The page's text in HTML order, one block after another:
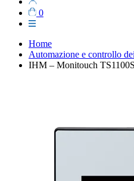
0
Home
Automazione e controllo
IHM – Monitouch